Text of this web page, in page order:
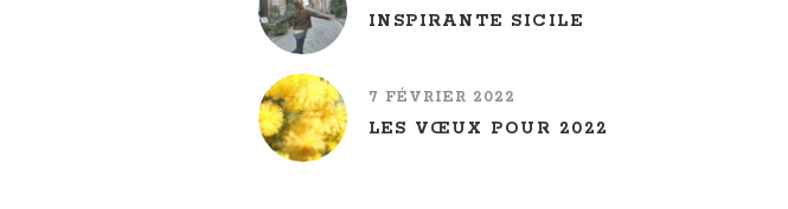
INSPIRANTE SICILE
7 FÉVRIER 2022
LES VŒUX POUR 2022